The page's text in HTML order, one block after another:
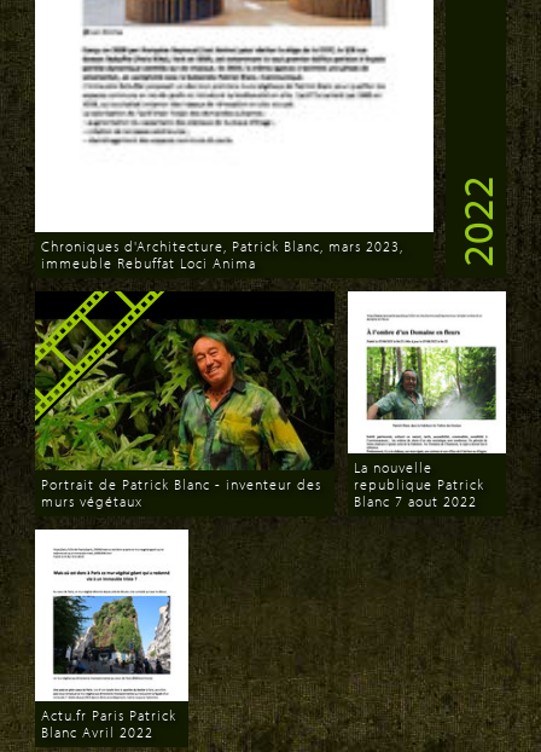
Download
Chroniques d'Architecture, Patrick Blanc, mars 2023,
immeuble Rebuffat Loci Anima
2022
Download
Portrait de Patrick Blanc - inventeur des
murs végétaux
Download
La nouvelle
republique Patrick
Blanc 7 aout 2022
Download
Actu.fr Paris Patrick
Blanc Avril 2022